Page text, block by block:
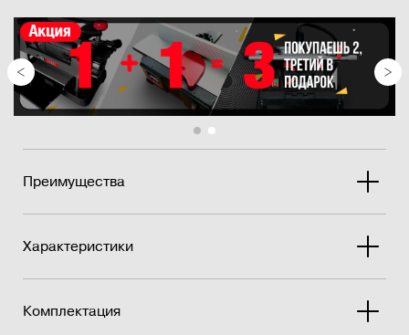
Станок ос�...
Преимущества
Характеристики
Комплектация